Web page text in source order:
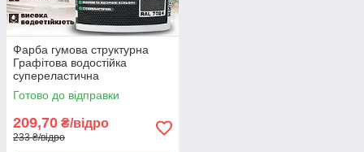
Фарба гумова структурна
Графітова водостійка
супереластична
універсальна емаль
«РабберФлекс» SkyLine для
Готово до відправки
209,70 ₴/відро
233 ₴/відро